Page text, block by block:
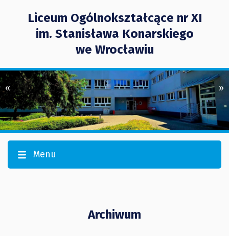
Liceum Ogólnokształcące nr XI
im. Stanisława Konarskiego
we Wrocławiu
« »
Menu
Archiwum